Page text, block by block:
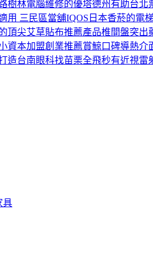
樹林電腦維修的優塔德州有助台北
用 三民區當舖IQOS日本香菸的電
頂尖艾草貼布推薦產品椎間盤突出
資本加盟創業推薦賞鯨口碑導熱介
造台南眼科找苗栗全飛秒有近視雷
具